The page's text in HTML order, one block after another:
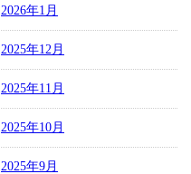
2026年1月
2025年12月
2025年11月
2025年10月
2025年9月